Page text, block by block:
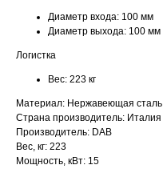
Диаметр входа: 100 мм
Диаметр выхода: 100 мм
Логистка
Вес: 223 кг
Материал: Нержавеющая сталь
Страна производитель: Италия
Производитель: DAB
Вес, кг: 223
Мощность, кВт: 15